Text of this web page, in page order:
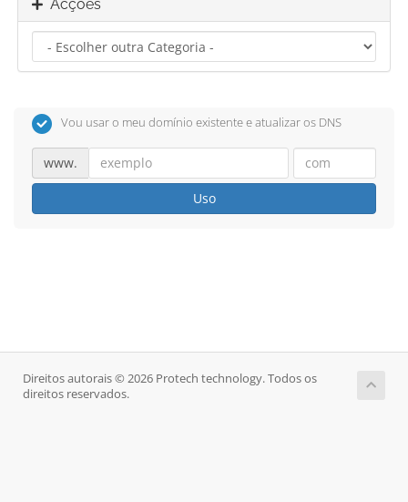
Acções
Vou usar o meu domínio existente e atualizar os DNS
www.
Uso
Direitos autorais © 2026 Protech technology. Todos os
direitos reservados.